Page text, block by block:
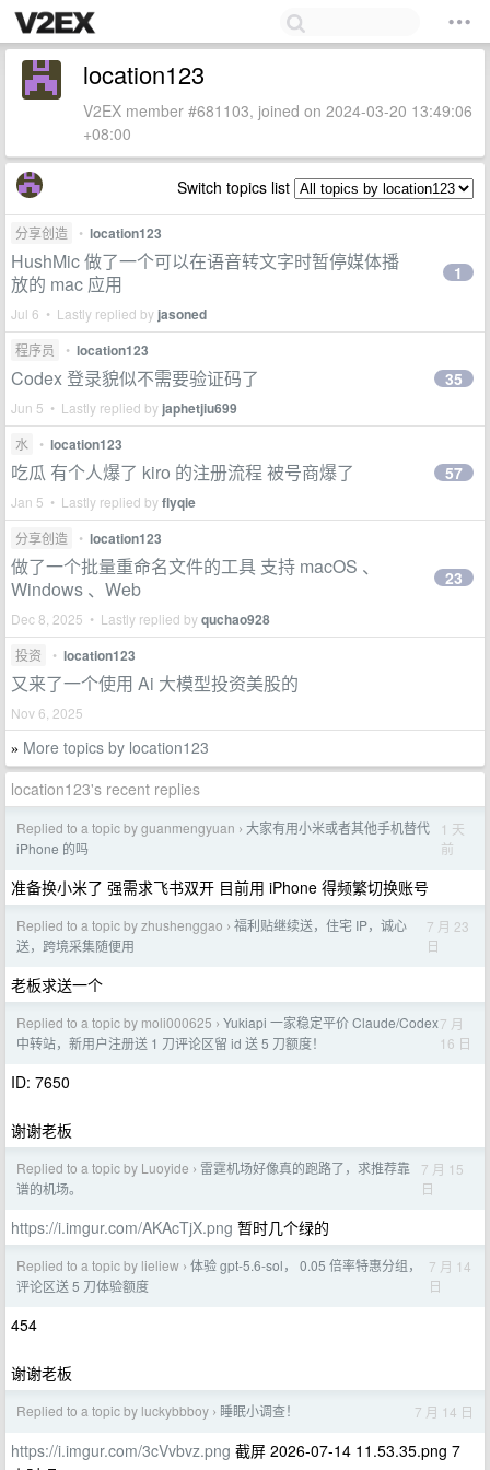
location123
V2EX member #681103, joined on 2024-03-20 13:49:06
+08:00
Switch topics list
分享创造 • location123
HushMic 做了一个可以在语音转文字时暂停媒体播
放的 mac 应用
Jul 6 • Lastly replied by jasoned
1
程序员 • location123
Codex 登录貌似不需要验证码了
Jun 5 • Lastly replied by japhetjiu699
35
水 • location123
吃瓜 有个人爆了 kiro 的注册流程 被号商爆了
Jan 5 • Lastly replied byflyqie
57
分享创造 • location123
做了一个批量重命名文件的工具 支持 macOS 、
Windows 、Web
Dec 8, 2025 • Lastly replied byquchao928
23
投资 • location123
又来了一个使用 Ai 大模型投资美股的
Nov 6, 2025
» More topics by location123
location123's recent replies
Replied to a topic by guanmengyuan › 大家有用小米或者其他手机替代
iPhone 的吗
1 天
前
准备换小米了 强需求飞书双开 目前用 iPhone 得频繁切换账号
Replied to a topic by zhushenggao › 福利贴继续送，住宅 IP，诚心
送，跨境采集随便用
7 月 23
日
老板求送一个
Replied to a topic by moli000625 › Yukiapi 一家稳定平价 Claude/Codex
中转站，新用户注册送 1 刀评论区留 id 送 5 刀额度！
7 月
16 日
ID: 7650
谢谢老板
Replied to a topic by Luoyide › 雷霆机场好像真的跑路了，求推荐靠
谱的机场。
7 月 15
日
https://i.imgur.com/AKAcTjX.png 暂时几个绿的
Replied to a topic by lieliew › 体验 gpt-5.6-sol， 0.05 倍率特惠分组，
评论区送 5 刀体验额度
7 月 14
日
454
谢谢老板
Replied to a topic by luckybbboy › 睡眠小调查！ 7 月 14 日
https://i.imgur.com/3cVvbvz.png 截屏 2026-07-14 11.53.35.png 7